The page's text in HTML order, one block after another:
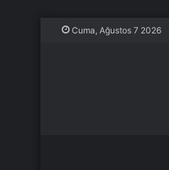
Cuma, Ağustos 7 2026